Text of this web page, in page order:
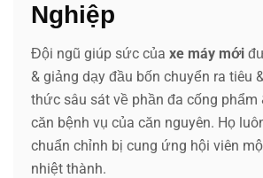
Nghiệp
Đội ngũ giúp sức của xe máy mới
& giảng dạy đầu bốn chuyển ra tiêu
thức sâu sát về phần đa cống phẩm
căn bệnh vụ của căn nguyên. Họ
chuẩn chỉnh bị cung ứng hội viên
nhiệt thành.